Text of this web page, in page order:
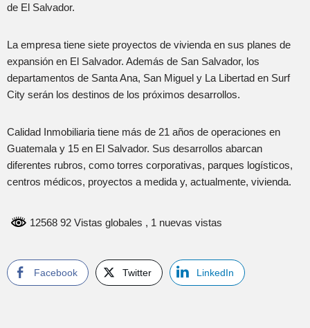
de El Salvador.
La empresa tiene siete proyectos de vivienda en sus planes de
expansión en El Salvador. Además de San Salvador, los
departamentos de Santa Ana, San Miguel y La Libertad en Surf
City serán los destinos de los próximos desarrollos.
Calidad Inmobiliaria tiene más de 21 años de operaciones en
Guatemala y 15 en El Salvador. Sus desarrollos abarcan
diferentes rubros, como torres corporativas, parques logísticos,
centros médicos, proyectos a medida y, actualmente, vivienda.
12568 92 Vistas globales , 1 nuevas vistas
Facebook Twitter LinkedIn